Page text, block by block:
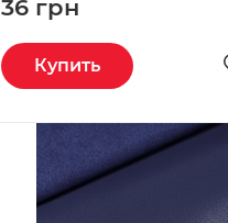
36 грн
Купить